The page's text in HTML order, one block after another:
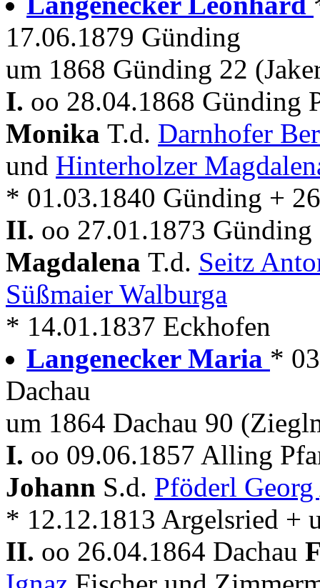
17.06.1879 Günding
um 1868 Günding 22
I. oo 28.04.1868
Monika T.d. Darnhofer
und Hinterholzer
* 01.03.1840 Günding +
II. oo 27.01.1873
Magdalena T.d. Seitz
Süßmaier Walburga
* 14.01.1837 Eckhofen
Langenecker Maria *
Dachau
um 1864 Dachau 90
I. oo 09.06.1857 Alling
Johann S.d. Pföderl Georg
* 12.12.1813 Argelsried +
II. oo 26.04.1864 Dachau